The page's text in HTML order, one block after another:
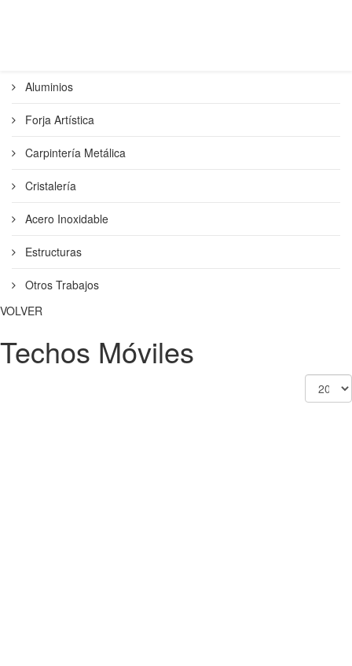
Aluminios
Forja Artística
Carpintería Metálica
Cristalería
Acero Inoxidable
Estructuras
Otros Trabajos
VOLVER
Techos Móviles